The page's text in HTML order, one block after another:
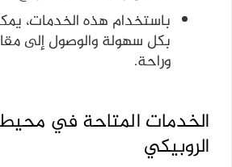
باستخدام هذه الخدمات،
بكل سهولة والوصول إلى
وراحة.
الخدمات المتاحة في
الروبيكي